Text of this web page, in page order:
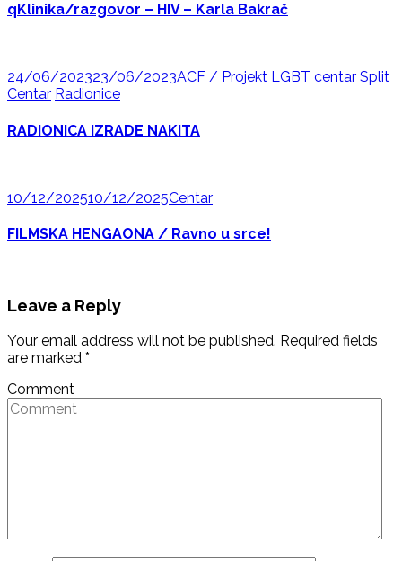
qKlinika/razgovor – HIV – Karla Bakrač
24/06/202323/06/2023ACF / Projekt LGBT centar Split
Centar Radionice
RADIONICA IZRADE NAKITA
10/12/202510/12/2025Centar
FILMSKA HENGAONA / Ravno u srce!
Leave a Reply
Your email address will not be published. Required fields
are marked *
Comment